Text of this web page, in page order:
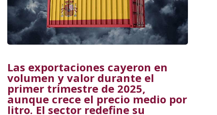
Las exportaciones cayeron en
volumen y valor durante el
primer trimestre de 2025,
aunque crece el precio medio por
litro. El sector redefine su